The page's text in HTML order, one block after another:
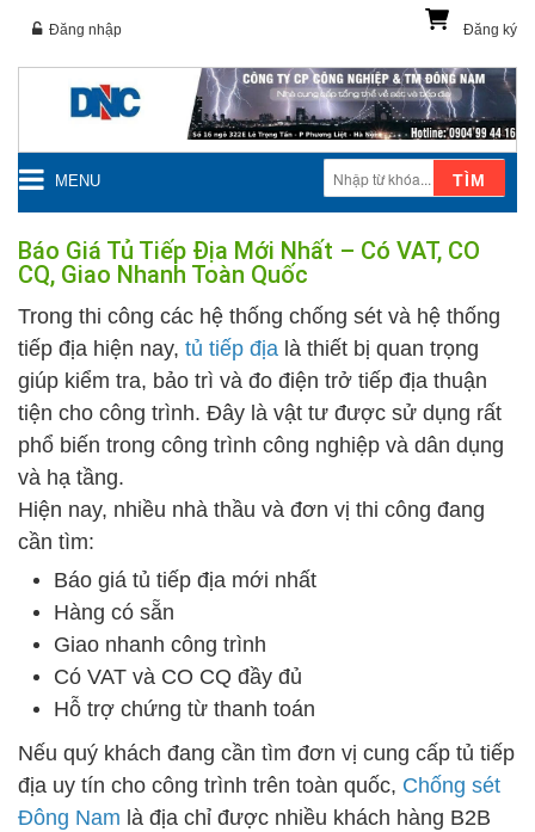
Đăng ký
Đăng nhập
MENU TÌM
Báo Giá Tủ Tiếp Địa Mới Nhất – Có VAT, CO
CQ, Giao Nhanh Toàn Quốc
Trong thi công các hệ thống chống sét và hệ thống
tiếp địa hiện nay, tủ tiếp địa là thiết bị quan trọng
giúp kiểm tra, bảo trì và đo điện trở tiếp địa thuận
tiện cho công trình. Đây là vật tư được sử dụng rất
phổ biến trong công trình công nghiệp và dân dụng
và hạ tầng.
Hiện nay, nhiều nhà thầu và đơn vị thi công đang
cần tìm:
Báo giá tủ tiếp địa mới nhất
Hàng có sẵn
Giao nhanh công trình
Có VAT và CO CQ đầy đủ
Hỗ trợ chứng từ thanh toán
Nếu quý khách đang cần tìm đơn vị cung cấp tủ tiếp
địa uy tín cho công trình trên toàn quốc, Chống sét
Đông Nam là địa chỉ được nhiều khách hàng B2B